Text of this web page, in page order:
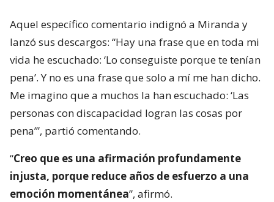
Aquel específico comentario indignó a Miranda y
lanzó sus descargos: “Hay una frase que en toda mi
vida he escuchado: ‘Lo conseguiste porque te tenían
pena’. Y no es una frase que solo a mí me han dicho.
Me imagino que a muchos la han escuchado: ‘Las
personas con discapacidad logran las cosas por
pena’”, partió comentando.
“Creo que es una afirmación profundamente
injusta, porque reduce años de esfuerzo a una
emoción momentánea”, afirmó.